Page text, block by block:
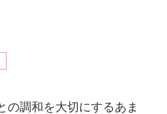
の調和を大切にするあま